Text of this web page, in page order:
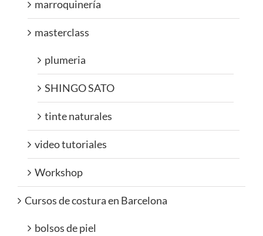
marroquinería
masterclass
plumeria
SHINGO SATO
tinte naturales
video tutoriales
Workshop
Cursos de costura en Barcelona
bolsos de piel